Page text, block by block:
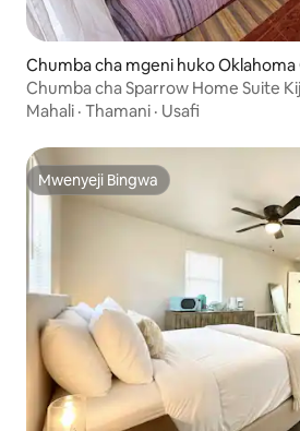
Chumba cha mgeni huko Oklahoma
Chumba cha Sparrow Home Suite
Mahali · Thamani · Usafi
Mwenyeji Bingwa
Mwenyeji Bingwa